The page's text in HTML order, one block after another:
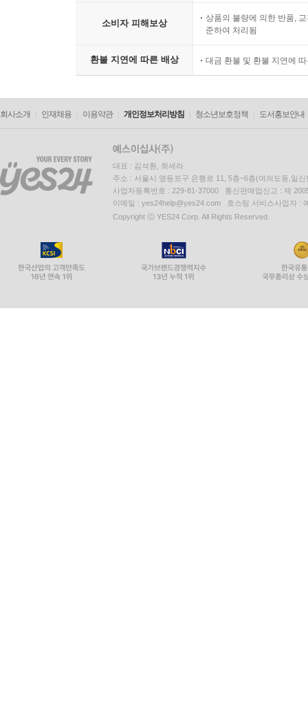
소비자 피해보상
상품의 불량에 의한 반품,
준하여 처리됨
환불 지연에 따른 배상 대금 환불 및 환불 지연에
회사소개 인재채용 이용약관 개인정보처리방침 청소년보호정책 도서홍보안내
대표 : 김석환, 최세라
주소 : 서울시 영등포구 은행로 11, 5층~6층(여의도동,일신
사업자등록번호 : 229-81-37000 통신판매업신고 : 제
이메일 : yes24help@yes24.com 호스팅 서비스사업자 :
Copyright ⓒ YES24 Corp. All Rights Reserved.